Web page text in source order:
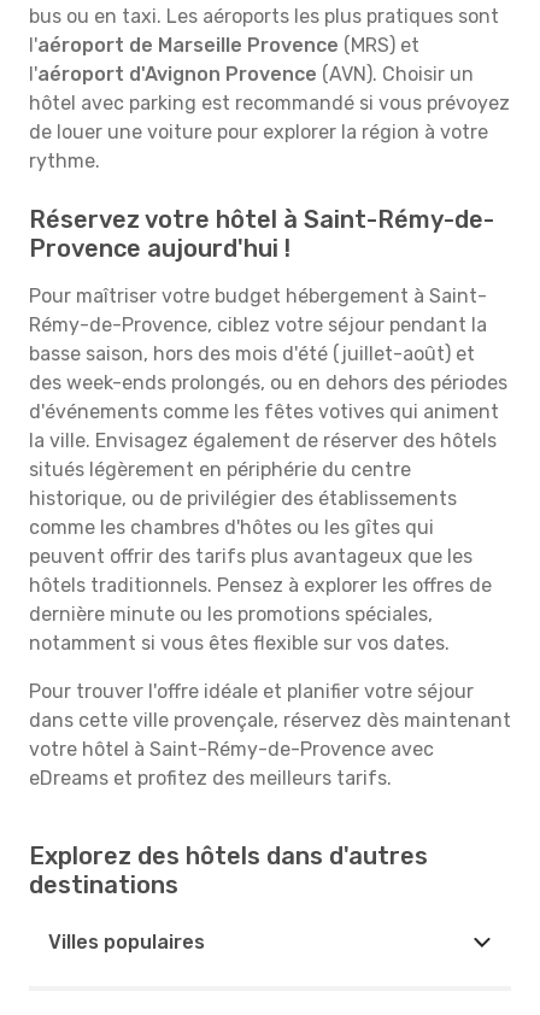
bus ou en taxi. Les aéroports les plus pratiques sont
l'aéroport de Marseille Provence (MRS) et
l'aéroport d'Avignon Provence (AVN). Choisir un
hôtel avec parking est recommandé si vous prévoyez
de louer une voiture pour explorer la région à votre
rythme.
Réservez votre hôtel à Saint-Rémy-de-
Provence aujourd'hui !
Pour maîtriser votre budget hébergement à Saint-
Rémy-de-Provence, ciblez votre séjour pendant la
basse saison, hors des mois d'été (juillet-août) et
des week-ends prolongés, ou en dehors des périodes
d'événements comme les fêtes votives qui animent
la ville. Envisagez également de réserver des hôtels
situés légèrement en périphérie du centre
historique, ou de privilégier des établissements
comme les chambres d'hôtes ou les gîtes qui
peuvent offrir des tarifs plus avantageux que les
hôtels traditionnels. Pensez à explorer les offres de
dernière minute ou les promotions spéciales,
notamment si vous êtes flexible sur vos dates.
Pour trouver l'offre idéale et planifier votre séjour
dans cette ville provençale, réservez dès maintenant
votre hôtel à Saint-Rémy-de-Provence avec
eDreams et profitez des meilleurs tarifs.
Explorez des hôtels dans d'autres
destinations
Villes populaires